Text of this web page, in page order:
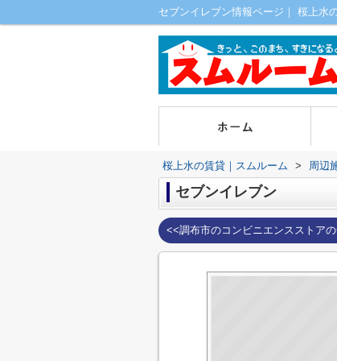
セブンイレブン情報ページ｜ 桜上水
桜上水の賃貸｜スムルーム > 周辺
セブンイレブン
<<調布市のコンビニエンスストア